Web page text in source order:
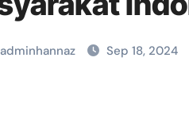
adminhannaz Sep 18, 2024